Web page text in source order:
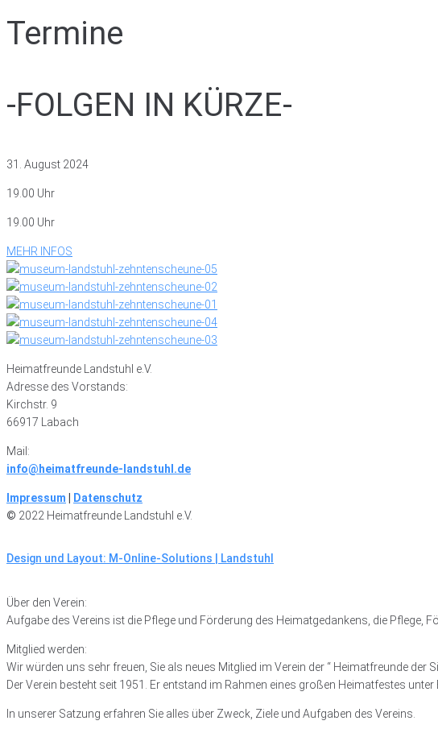
Termine
-FOLGEN IN KÜRZE-
31. August 2024
19.00 Uhr
19.00 Uhr
MEHR INFOS
Heimatfreunde Landstuhl e.V.
Adresse des Vorstands:
Kirchstr. 9
66917 Labach
Mail:
info@heimatfreunde-landstuhl.de
Impressum | Datenschutz
© 2022 Heimatfreunde Landstuhl e.V.
Design und Layout: M-Online-Solutions | Landstuhl
Über den Verein:
Aufgabe des Vereins ist die Pflege und Förderung des Heimatgedankens, die Pflege,
Mitglied werden:
Wir würden uns sehr freuen, Sie als neues Mitglied im Verein der “ Heimatfreunde der
Der Verein besteht seit 1951. Er entstand im Rahmen eines großen Heimatfestes
In unserer Satzung erfahren Sie alles über Zweck, Ziele und Aufgaben des Vereins.